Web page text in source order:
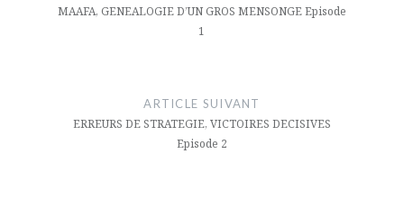
l’articleMAAFA, GENEALOGIE D’UN GROS MENSONGE Episode
1
ARTICLE SUIVANT
ERREURS DE STRATEGIE, VICTOIRES DECISIVES
Episode 2